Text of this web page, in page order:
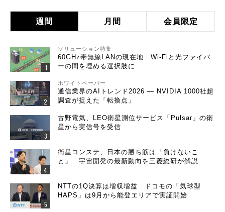
週間 月間 会員限定
ソリューション特集
60GHz帯無線LANの現在地 Wi-Fiと光ファイバ
ーの間を埋める選択肢に
ホワイトペーパー
通信業界のAIトレンド2026 ― NVIDIA 1000社超
調査が捉えた「転換点」
古野電気、LEO衛星測位サービス「Pulsar」の衛
星から実信号を受信
衛星コンステ、日本の勝ち筋は「負けないこ
と」 宇宙開発の最新動向を三菱総研が解説
NTTの1Q決算は増収増益 ドコモの「気球型
HAPS」は9月から能登エリアで実証開始